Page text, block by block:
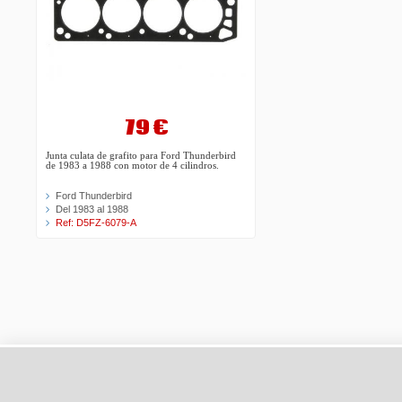
79 €
Junta culata de grafito para Ford Thunderbird
de 1983 a 1988 con motor de 4 cilindros.
Ford Thunderbird
Del 1983 al 1988
Ref: D5FZ-6079-A